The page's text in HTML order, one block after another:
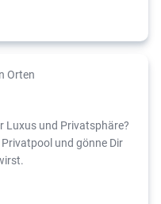
Orten
Luxus und Privatsphäre?
und gönne Dir